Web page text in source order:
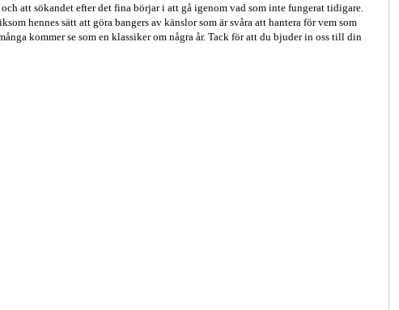
att sökandet efter det fina börjar i att gå igenom vad som inte fungerat tidigare.
hennes sätt att göra bangers av känslor som är svåra att hantera för vem som
kommer se som en klassiker om några år. Tack för att du bjuder in oss till din